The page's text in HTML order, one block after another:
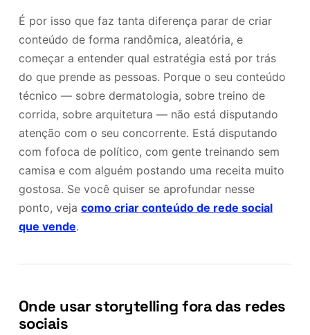
É por isso que faz tanta diferença parar de criar
conteúdo de forma randômica, aleatória, e
começar a entender qual estratégia está por trás
do que prende as pessoas. Porque o seu conteúdo
técnico — sobre dermatologia, sobre treino de
corrida, sobre arquitetura — não está disputando
atenção com o seu concorrente. Está disputando
com fofoca de político, com gente treinando sem
camisa e com alguém postando uma receita muito
gostosa. Se você quiser se aprofundar nesse
ponto, veja como criar conteúdo de rede social
que vende.
Onde usar storytelling fora das redes
sociais